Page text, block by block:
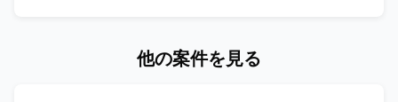
他の案件を見る